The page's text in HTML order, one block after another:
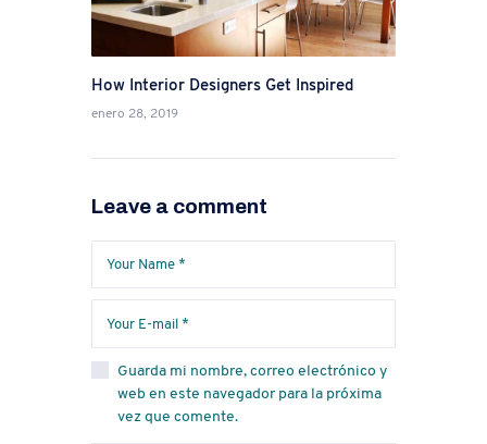
How Interior Designers Get Inspired
enero 28, 2019
Leave a comment
Guarda mi nombre, correo electrónico y
web en este navegador para la próxima
vez que comente.